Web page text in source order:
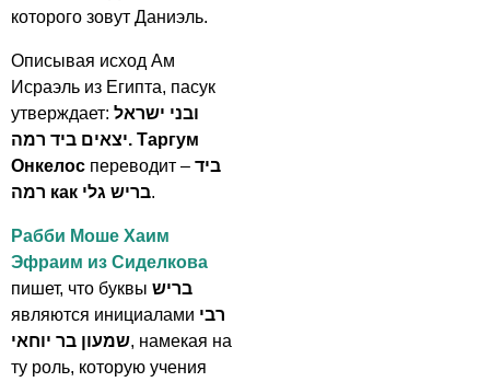
которого зовут Даниэль.
Описывая исход Ам
Исраэль из Египта, пасук
утверждает:
יצאים ביד רמה. Таргум
Онкелос переводит –
רמה как בריש גלי.
Рабби Моше Хаим
Эфраим из Сиделкова
пишет, что буквы בריש
являются инициалами רבי
שמעון בר יוחאי, намекая на
ту роль, которую учения